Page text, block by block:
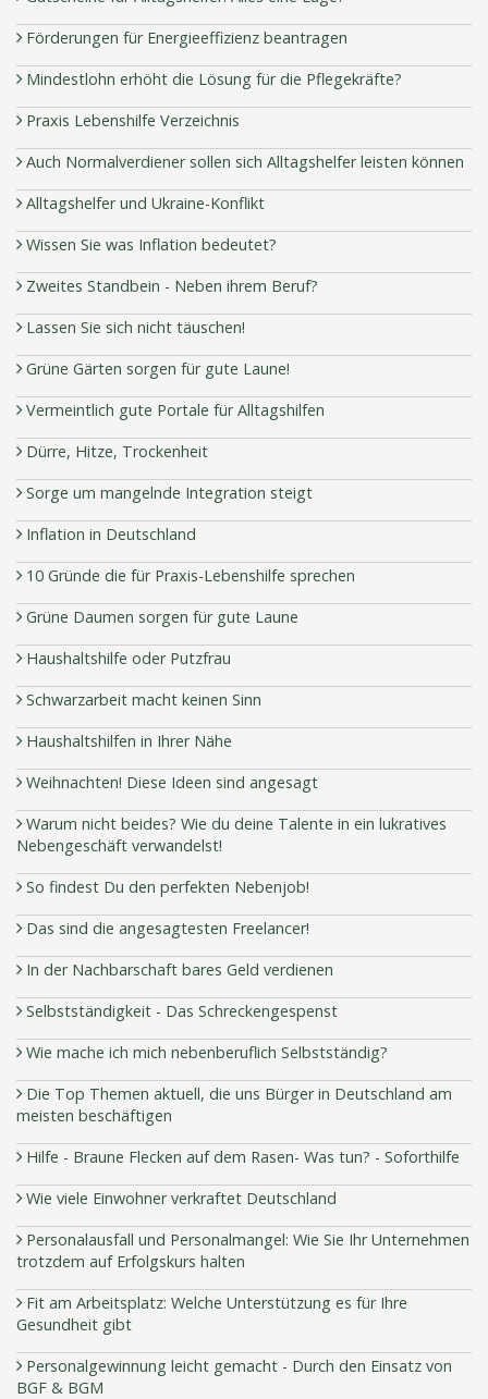
Förderungen für Energieeffizienz beantragen
Mindestlohn erhöht die Lösung für die Pflegekräfte?
Praxis Lebenshilfe Verzeichnis
Auch Normalverdiener sollen sich Alltagshelfer leisten können
Alltagshelfer und Ukraine-Konflikt
Wissen Sie was Inflation bedeutet?
Zweites Standbein - Neben ihrem Beruf?
Lassen Sie sich nicht täuschen!
Grüne Gärten sorgen für gute Laune!
Vermeintlich gute Portale für Alltagshilfen
Dürre, Hitze, Trockenheit
Sorge um mangelnde Integration steigt
Inflation in Deutschland
10 Gründe die für Praxis-Lebenshilfe sprechen
Grüne Daumen sorgen für gute Laune
Haushaltshilfe oder Putzfrau
Schwarzarbeit macht keinen Sinn
Haushaltshilfen in Ihrer Nähe
Weihnachten! Diese Ideen sind angesagt
Warum nicht beides? Wie du deine Talente in ein lukratives
Nebengeschäft verwandelst!
So findest Du den perfekten Nebenjob!
Das sind die angesagtesten Freelancer!
In der Nachbarschaft bares Geld verdienen
Selbstständigkeit - Das Schreckengespenst
Wie mache ich mich nebenberuflich Selbstständig?
Die Top Themen aktuell, die uns Bürger in Deutschland am
meisten beschäftigen
Hilfe - Braune Flecken auf dem Rasen- Was tun? - Soforthilfe
Wie viele Einwohner verkraftet Deutschland
Personalausfall und Personalmangel: Wie Sie Ihr Unternehmen
trotzdem auf Erfolgskurs halten
Fit am Arbeitsplatz: Welche Unterstützung es für Ihre
Gesundheit gibt
Personalgewinnung leicht gemacht - Durch den Einsatz von
BGF & BGM